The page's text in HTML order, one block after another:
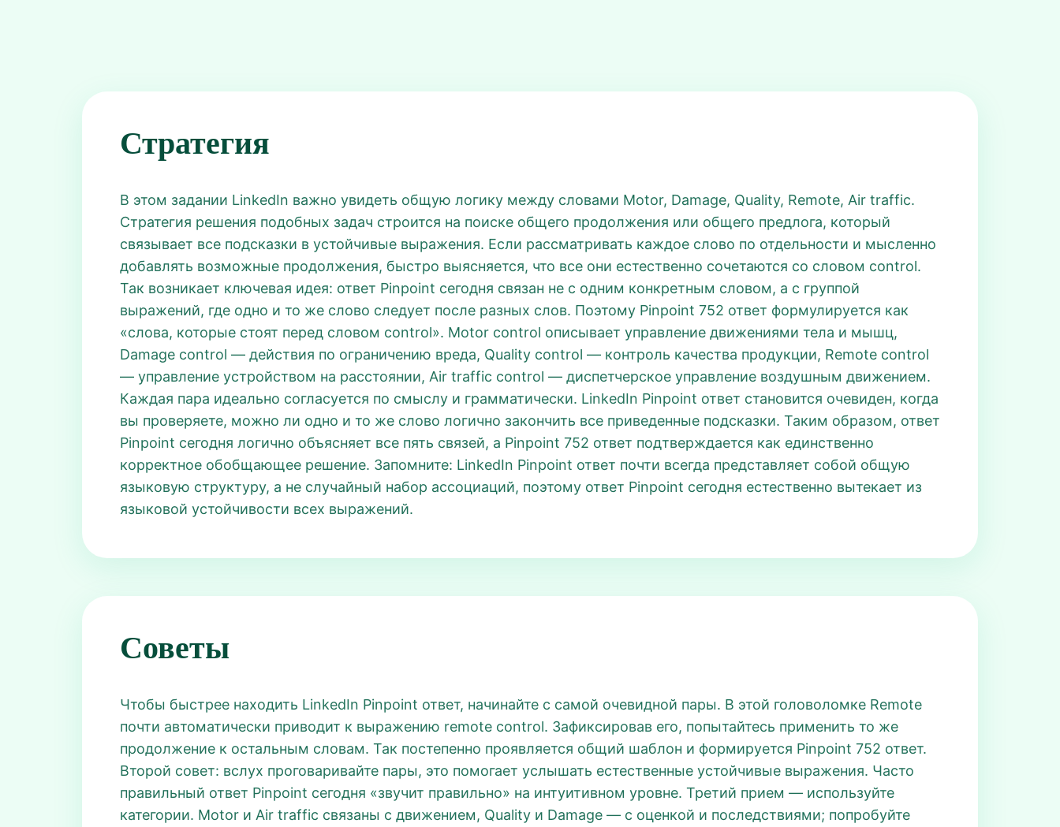
Стратегия
В этом задании LinkedIn важно увидеть общую логику между словами Motor, Damage, Quality, Remote, Air traffic.
Стратегия решения подобных задач строится на поиске общего продолжения или общего предлога, который
связывает все подсказки в устойчивые выражения. Если рассматривать каждое слово по отдельности и мысленно
добавлять возможные продолжения, быстро выясняется, что все они естественно сочетаются со словом control.
Так возникает ключевая идея: ответ Pinpoint сегодня связан не с одним конкретным словом, а с группой
выражений, где одно и то же слово следует после разных слов. Поэтому Pinpoint 752 ответ формулируется как
«слова, которые стоят перед словом control». Motor control описывает управление движениями тела и мышц,
Damage control — действия по ограничению вреда, Quality control — контроль качества продукции, Remote control
— управление устройством на расстоянии, Air traffic control — диспетчерское управление воздушным движением.
Каждая пара идеально согласуется по смыслу и грамматически. LinkedIn Pinpoint ответ становится очевиден, когда
вы проверяете, можно ли одно и то же слово логично закончить все приведенные подсказки. Таким образом, ответ
Pinpoint сегодня логично объясняет все пять связей, а Pinpoint 752 ответ подтверждается как единственно
корректное обобщающее решение. Запомните: LinkedIn Pinpoint ответ почти всегда представляет собой общую
языковую структуру, а не случайный набор ассоциаций, поэтому ответ Pinpoint сегодня естественно вытекает из
языковой устойчивости всех выражений.
Советы
Чтобы быстрее находить LinkedIn Pinpoint ответ, начинайте с самой очевидной пары. В этой головоломке Remote
почти автоматически приводит к выражению remote control. Зафиксировав его, попытайтесь применить то же
продолжение к остальным словам. Так постепенно проявляется общий шаблон и формируется Pinpoint 752 ответ.
Второй совет: вслух проговаривайте пары, это помогает услышать естественные устойчивые выражения. Часто
правильный ответ Pinpoint сегодня «звучит правильно» на интуитивном уровне. Третий прием — используйте
категории. Motor и Air traffic связаны с движением, Quality и Damage — с оценкой и последствиями; попробуйте